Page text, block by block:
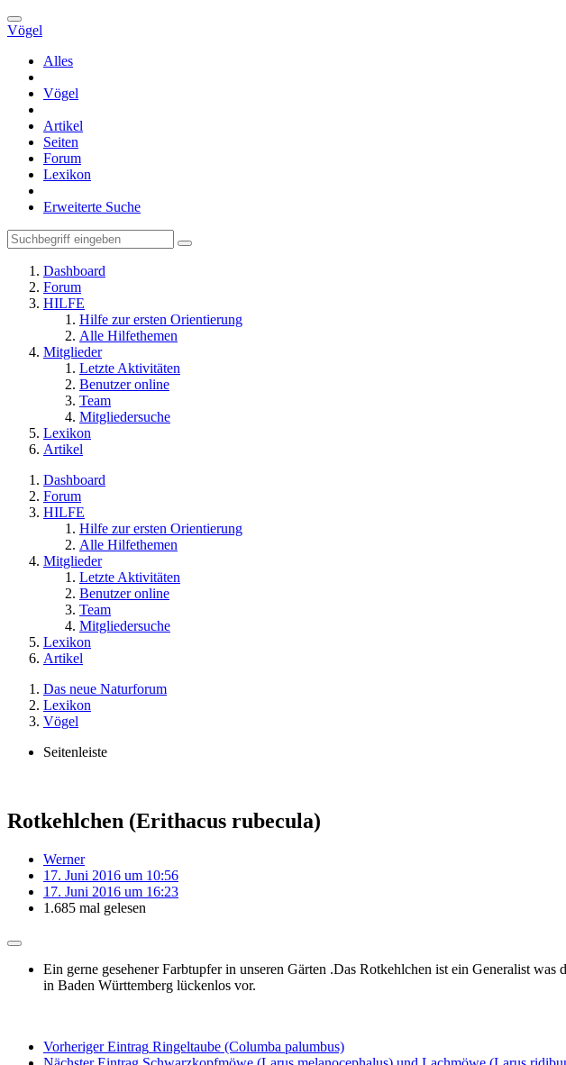
Vögel
Alles
Vögel
Artikel
Seiten
Forum
Lexikon
Erweiterte Suche
Dashboard
Forum
HILFE
Hilfe zur ersten Orientierung
Alle Hilfethemen
Mitglieder
Letzte Aktivitäten
Benutzer online
Team
Mitgliedersuche
Lexikon
Artikel
Dashboard
Forum
HILFE
Hilfe zur ersten Orientierung
Alle Hilfethemen
Mitglieder
Letzte Aktivitäten
Benutzer online
Team
Mitgliedersuche
Lexikon
Artikel
Das neue Naturforum
Lexikon
Vögel
Seitenleiste
Rotkehlchen (Erithacus rubecula)
Werner
17. Juni 2016 um 10:56
17. Juni 2016 um 16:23
1.685 mal gelesen
Ein gerne gesehener Farbtupfer in unseren Gärten .Das Rotkehlchen ist ein Generalist was
in Baden Württemberg lückenlos vor.
Vorheriger Eintrag Ringeltaube (Columba palumbus)